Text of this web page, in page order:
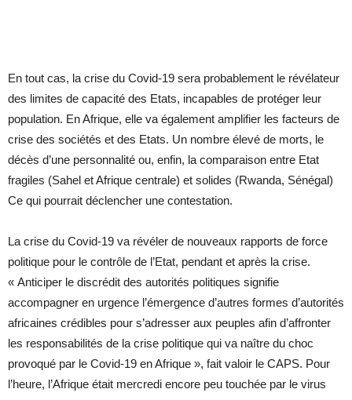
En tout cas, la crise du Covid-19 sera probablement le révélateur
des limites de capacité des Etats, incapables de protéger leur
population. En Afrique, elle va également amplifier les facteurs de
crise des sociétés et des Etats. Un nombre élevé de morts, le
décès d’une personnalité ou, enfin, la comparaison entre Etat
fragiles (Sahel et Afrique centrale) et solides (Rwanda, Sénégal)
Ce qui pourrait déclencher une contestation.
La crise du Covid-19 va révéler de nouveaux rapports de force
politique pour le contrôle de l’Etat, pendant et après la crise.
« Anticiper le discrédit des autorités politiques signifie
accompagner en urgence l’émergence d’autres formes d’autorités
africaines crédibles pour s’adresser aux peuples afin d’affronter
les responsabilités de la crise politique qui va naître du choc
provoqué par le Covid-19 en Afrique », fait valoir le CAPS. Pour
l’heure, l’Afrique était mercredi encore peu touchée par le virus